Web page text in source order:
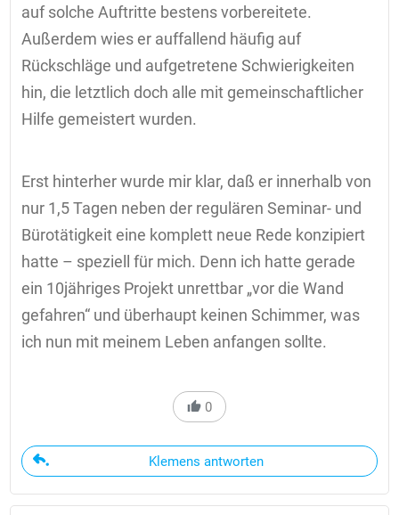
auf solche Auftritte bestens vorbereitete.
Außerdem wies er auffallend häufig auf
Rückschläge und aufgetretene Schwierigkeiten
hin, die letztlich doch alle mit gemeinschaftlicher
Hilfe gemeistert wurden.
Erst hinterher wurde mir klar, daß er innerhalb von
nur 1,5 Tagen neben der regulären Seminar- und
Bürotätigkeit eine komplett neue Rede konzipiert
hatte – speziell für mich. Denn ich hatte gerade
ein 10jähriges Projekt unrettbar „vor die Wand
gefahren“ und überhaupt keinen Schimmer, was
ich nun mit meinem Leben anfangen sollte.
0
Klemens antworten